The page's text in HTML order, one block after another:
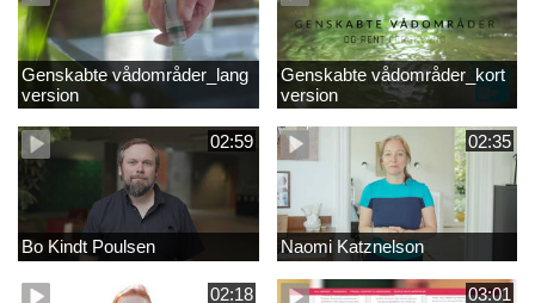
Genskabte vådområder_lang
version
Genskabte vådområder_kort
version
02:59
Bo Kindt Poulsen
02:35
Naomi Katznelson
02:18 03:01